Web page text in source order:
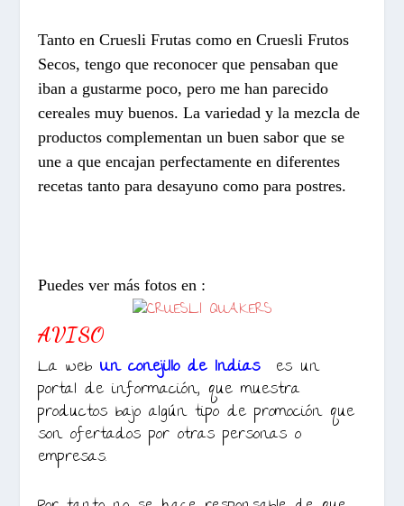
Tanto en Cruesli Frutas como en Cruesli Frutos
Secos, tengo que reconocer que pensaban que
iban a gustarme poco, pero me han parecido
cereales muy buenos. La variedad y la mezcla de
productos complementan un buen sabor que se
une a que encajan perfectamente en diferentes
recetas tanto para desayuno como para postres.
Puedes ver más fotos en :
AVISO
La webUn conejillo de Indias es un
portal de información, que muestra
productos bajo algún tipo de promoción que
son ofertados por otras personas o
empresas.